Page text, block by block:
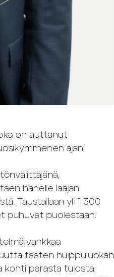
on auttanut
ajan.
hänelle laajan
Taustallaan yli 1 300
puhuvat puolestaan.
vankkaa
taaten huippuluokan
kohti parasta tulosta.